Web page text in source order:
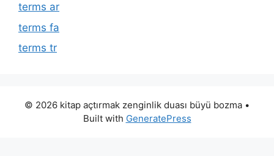
terms ar
terms fa
terms tr
© 2026 kitap açtırmak zenginlik duası büyü bozma •
Built with GeneratePress